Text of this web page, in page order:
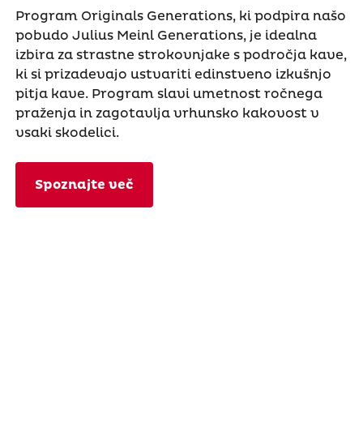
Program Originals Generations, ki podpira našo
pobudo Julius Meinl Generations, je idealna
izbira za strastne strokovnjake s področja kave,
ki si prizadevajo ustvariti edinstveno izkušnjo
pitja kave. Program slavi umetnost ročnega
praženja in zagotavlja vrhunsko kakovost v
vsaki skodelici.
Spoznajte več